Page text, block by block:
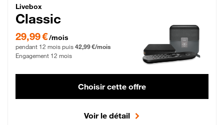
Livebox Classic Fibre
Livebox
Classic
29,99 € par mois pendant 12 mois puis 42,99 € par mois, Engagement 12 mois
29,99 €/mois
pendant 12 mois puis 42,99 €/mois
Engagement 12 mois
Choisir cette offre
Voir le détail